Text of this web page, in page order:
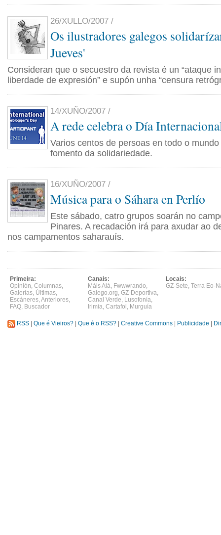
26/XULLO/2007 /
Os ilustradores galegos
Jueves'
Consideran que o secuestro da revista é un “ataque
liberdade de expresión” e supón unha “censura
14/XUÑO/2007 /
A rede celebra o Día
Varios centos de persoas en todo o
fomento da solidariedade.
16/XUÑO/2007 /
Música para o Sáhara en Perlío
Este sábado, catro grupos soarán no
Pinares. A recadación irá para axudar ao
nos campamentos saharauís.
Primeira:
Opinión, Columnas,
Galerías, Últimas,
Escáneres,Anteriores,
FAQ, Buscador
Canais:
Máis Alá, Fwwwrando,
Galego.org, GZ-Deportiva,
Canal Verde, Lusofonía,
Irimia, Cartafol , Murguía
Locais:
GZ-Sete, Terra Eo-
RSS Que é Vieiros? Que é o RSS? Creative Commons Publicidade